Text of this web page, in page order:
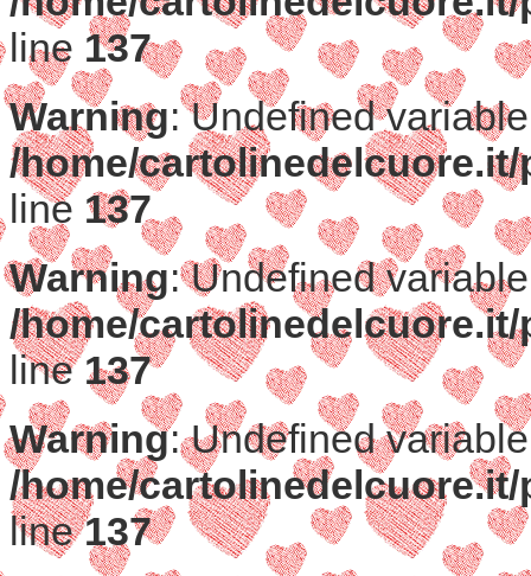
line 137
Warning: Undefined
/home/
line 137
Warning: Undefined
/home/
line137
Warning: Undefined
/home/
line137